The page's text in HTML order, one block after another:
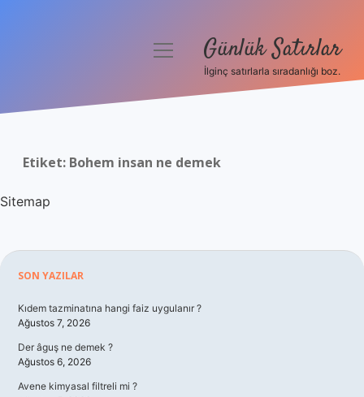
Hakkımızda
menüyü Günlük Satırlar
İlginç satırlarla sıradanlığı boz.
Etiket: Bohem insan ne demek
Sitemap
Sidebar
SON YAZILAR
Kıdem tazminatına hangi faiz uygulanır ?
Ağustos 7, 2026
Der âguş ne demek ?
Ağustos 6, 2026
Avene kimyasal filtreli mi ?